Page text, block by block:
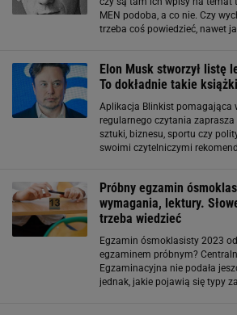
MEN podoba, a co nie. Czy
trzeba coś powiedzieć, nawet
Elon Musk stworzył listę
To dokładnie takie
Aplikacja Blinkist pomagająca
regularnego czytania
sztuki, biznesu, sportu czy
swoimi czytelniczymi
Próbny egzamin
wymagania, lektury.
trzeba wiedzieć
Egzamin ósmoklasisty 2023
egzaminem próbnym?
Egzaminacyjna nie podała
jednak, jakie pojawią się typy